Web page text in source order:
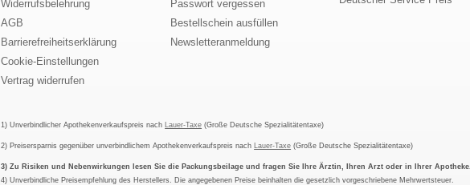
Widerrufsbelehrung
AGB
Barrierefreiheitserklärung
Cookie-Einstellungen
Vertrag widerrufen
Passwort vergessen
Bestellschein ausfüllen
Newsletteranmeldung
1) Unverbindlicher Apothekenverkaufspreis nach Lauer-Taxe (Große Deutsche Spezialitätentaxe)
2) Preisersparnis gegenüber unverbindlichem Apothekenverkaufspreis nach Lauer-Taxe (Große Deutsche Spezialitätentaxe)
3) Zu Risiken und Nebenwirkungen lesen Sie die Packungsbeilage und fragen Sie Ihre Ärztin, Ihren Arzt oder in Ihrer Apotheke.
4) Unverbindliche Preisempfehlung des Herstellers. Die angegebenen Preise beinhalten die gesetzlich vorgeschriebene Mehrwertsteuer.